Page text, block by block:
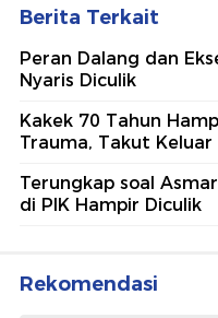
Berita Terkait
Peran Dalang dan
Nyaris Diculik
Kakek 70 Tahun
Trauma, Takut Keluar
Terungkap soal
di PIK Hampir Diculik
Rekomendasi